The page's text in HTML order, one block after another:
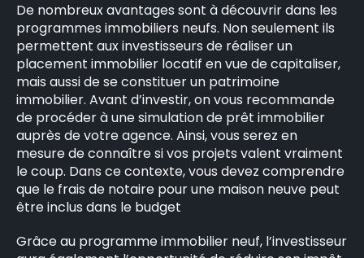
De nombreux avantages sont à découvrir dans les
programmes immobiliers neufs. Non seulement ils
permettent aux investisseurs de réaliser un
placement immobilier locatif en vue de capitaliser,
mais aussi de se constituer un patrimoine
immobilier. Avant d’investir, on vous recommande
de procéder à une simulation de prêt immobilier
auprès de votre agence. Ainsi, vous serez en
mesure de connaître si vos projets valent vraiment
le coup. Dans ce contexte, vous devez comprendre
que le frais de notaire pour une maison neuve peut
être inclus dans le budget
Grâce au programme immobilier neuf, l’investisseur